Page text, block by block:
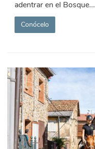
adentrar en el Bosque...
Conócelo